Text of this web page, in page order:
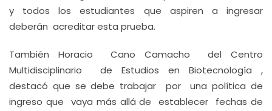
y todos los estudiantes que aspiren a ingresar
deberán acreditar esta prueba.
También Horacio Cano Camacho del Centro
Multidisciplinario de Estudios en Biotecnología ,
destacó que se debe trabajar por una política de
ingreso que vaya más allá de establecer fechas de